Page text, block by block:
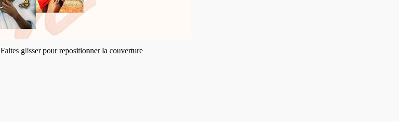
Faites glisser pour repositionner la couverture